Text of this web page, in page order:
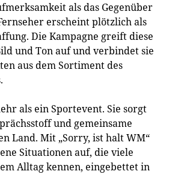
als das Gegenüber
erscheint plötzlich als
Die Kampagne greift diese
und Ton auf und verbindet sie
aus dem Sortiment des
als ein Sportevent. Sie sorgt
und gemeinsame
Land. Mit „Sorry, ist halt WM“
Situationen auf, die viele
Alltag kennen, eingebettet in